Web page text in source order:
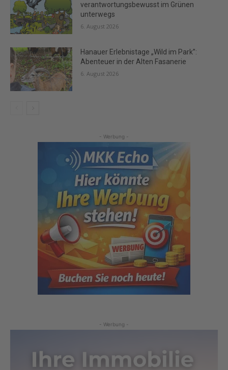
verantwortungsbewusst im Grünen
unterwegs
6. August 2026
Hanauer Erlebnistage „Wild im Park”:
Abenteuer in der Alten Fasanerie
6. August 2026
- Werbung -
- Werbung -